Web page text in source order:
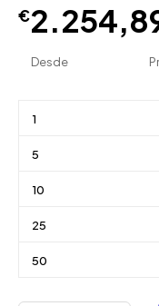
€
Desde
1
5
10
25
50